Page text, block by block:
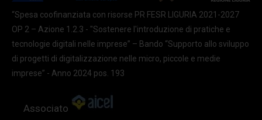
“Spesa coofinanziata con risorse PR FESR LIGURIA 2021-2027
OP 2 – Azione 1.2.3 - "Sostenere l'introduzione di pratiche e
tecnologie digitali nelle imprese” – Bando “Supporto allo sviluppo
di progetti di digitalizzazione nelle micro, piccole e medie
imprese” - Anno 2024 pos. 193
Associato